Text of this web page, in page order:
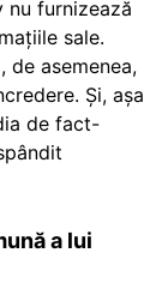
nu furnizează
sale.
de asemenea,
Și, așa
de fact-
a lui